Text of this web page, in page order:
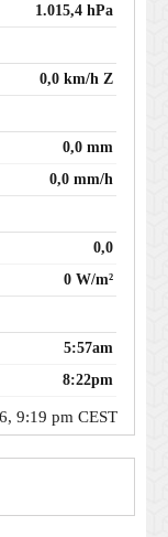
1.015,4 hPa
0,0 km/h Z
0,0 mm
0,0 mm/h
0,0
0 W/m²
5:57am
8:22pm
9:19 pm CEST